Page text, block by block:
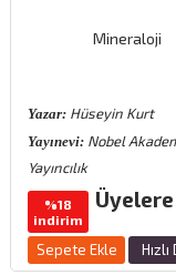
Mineraloji
Yazar: Hüseyin Kurt
Yayınevi: Nobel
Yayıncılık
%18
indirim
Sepete Ekle